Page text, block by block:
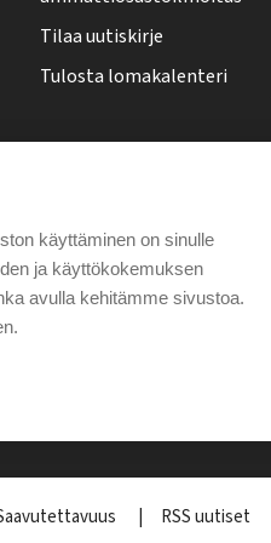
Tilaa uutiskirje
Tulosta lomakalenteri
RSS uutiset
käyttäminen on sinulle
ja käyttökokemuksen
avulla kehitämme sivustoa.